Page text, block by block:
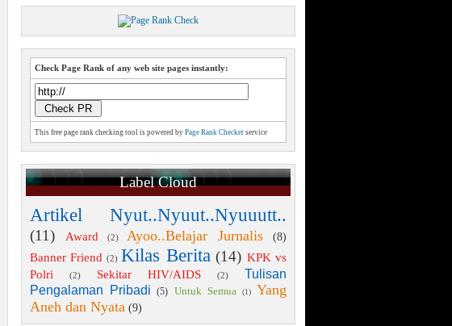
Check Page Rank of any web site pages instantly:
This free page rank checking tool is powered by Page Rank Checker service
Label Cloud
Artikel Nyut..Nyuut..Nyuuutt..
(11) Award (2) Ayoo..Belajar Jurnalis
(8)
Banner Friend (2) Kilas Berita (14) KPK vs
Polri
(2) Sekitar HIV/AIDS (2)
Tulisan
Pengalaman Pribadi (5) Untuk Semua (1)
Yang
Aneh dan Nyata (9)